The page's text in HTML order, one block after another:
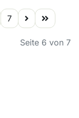
7
Seite 6 von 7